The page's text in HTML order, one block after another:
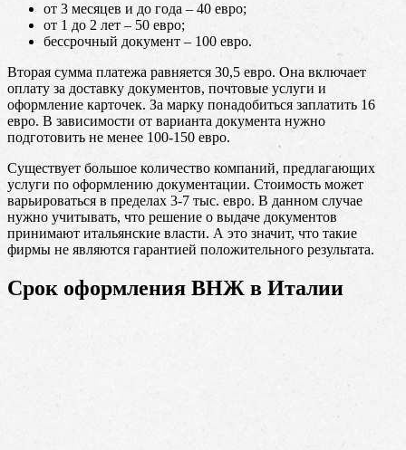
от 3 месяцев и до года – 40 евро;
от 1 до 2 лет – 50 евро;
бессрочный документ – 100 евро.
Вторая сумма платежа равняется 30,5 евро. Она включает
оплату за доставку документов, почтовые услуги и
оформление карточек. За марку понадобиться заплатить 16
евро. В зависимости от варианта документа нужно
подготовить не менее 100-150 евро.
Существует большое количество компаний, предлагающих
услуги по оформлению документации. Стоимость может
варьироваться в пределах 3-7 тыс. евро. В данном случае
нужно учитывать, что решение о выдаче документов
принимают итальянские власти. А это значит, что такие
фирмы не являются гарантией положительного результата.
Срок оформления ВНЖ в Италии